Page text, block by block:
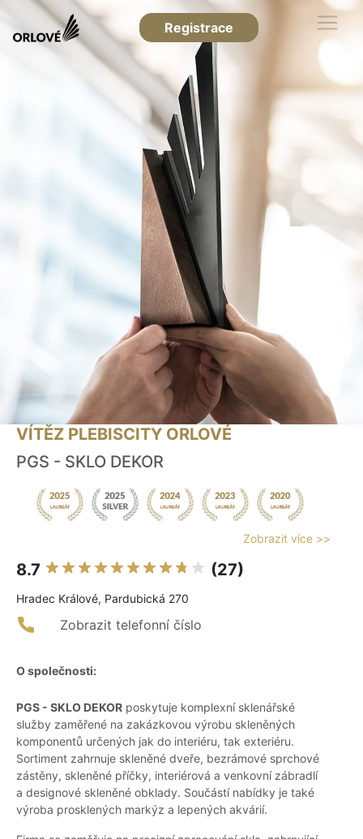
Registrace
VÍTĚZ PLEBISCITY ORLOVÉ
PGS - SKLO DEKOR
Zobrazit více >>
8.7 (27)
Hradec Králové, Pardubická 270
Zobrazit telefonní číslo
O společnosti:
PGS - SKLO DEKOR poskytuje komplexní sklenářské
služby zaměřené na zakázkovou výrobu skleněných
komponentů určených jak do interiéru, tak exteriéru.
Sortiment zahrnuje skleněné dveře, bezrámové sprchové
zástěny, skleněné příčky, interiérová a venkovní zábradlí
a designové skleněné obklady. Součástí nabídky je také
výroba prosklených markýz a lepených akvárií.